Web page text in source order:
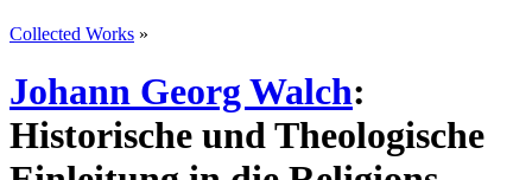
Collected Works »
Johann Georg Walch:
Historische und Theologische